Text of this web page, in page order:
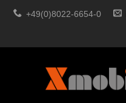
+49(0)8022-6654-0